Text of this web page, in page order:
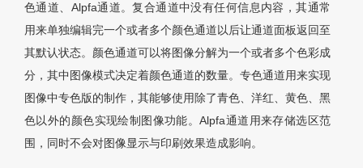
色通道、Alpfa通道。复合通道中没有任何信息内容，其通常
用来单独编辑完一个或者多个颜色通道以后让通道面板返回至
其默认状态。颜色通道可以将图像分解为一个或者多个色彩成
分，其中图像模式决定着颜色通道的数量。专色通道用来实现
图像中专色版的制作，其能够使用除了青色、洋红、黄色、黑
色以外的颜色实现绘制图像功能。Alpfa通道用来存储选区范
围，同时不会对图像显示与印刷效果造成影响。